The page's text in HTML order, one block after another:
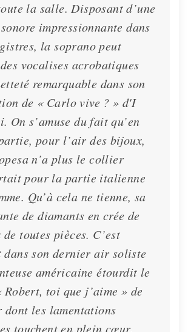
la salle. Disposant d’une
impressionnante dans
la soprano peut
vocalises acrobatiques
remarquable dans son
de « Carlo vive ? » d'I
On s’amuse du fait qu’en
pour l’air des bijoux,
n’a plus le collier
pour la partie italienne
Qu’à cela ne tienne, sa
de diamants en crée de
de toutes pièces. C’est
dans son dernier air soliste
américaine étourdit le
toi que j’aime » de
dont les lamentations
touchent en plein cœur,